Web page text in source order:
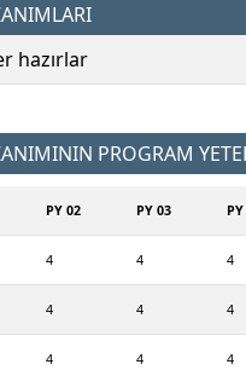
hazırlar
PROGRAM
PY 02 PY 03
4 4 4
4 4 4
4 4 4